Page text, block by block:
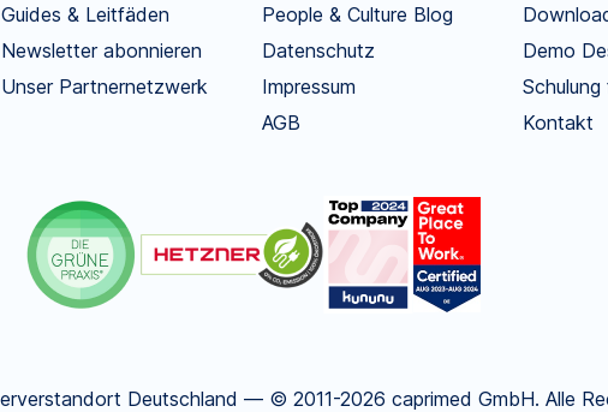
Guides & Leitfäden
Newsletter abonnieren
Unser Partnernetzwerk
People & Culture Blog
Datenschutz
Impressum
AGB
Demo
Kontakt
Deutschland — © 2011-2026 caprimed GmbH. Alle